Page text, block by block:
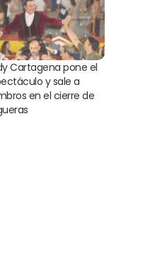
Cartagena pone el
y sale a
en el cierre de